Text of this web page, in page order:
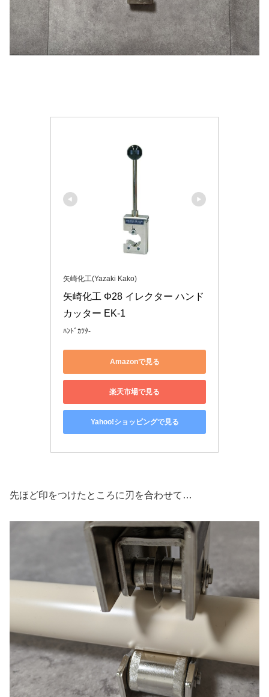
矢崎化工(Yazaki Kako)
矢崎化工 Φ28 イレクター ハンド
カッター EK-1
ﾊﾝﾄﾞｶﾂﾀ-
Amazonで見る
楽天市場で見る
Yahoo!ショッピングで見る
先ほど印をつけたところに刃を合わせて…